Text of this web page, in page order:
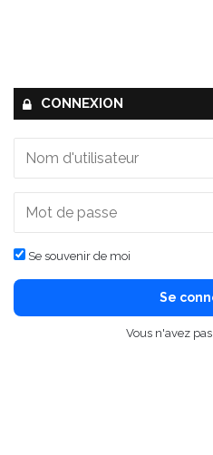
CONNEXION
Se souvenir de moi
Se
Vous n'avez